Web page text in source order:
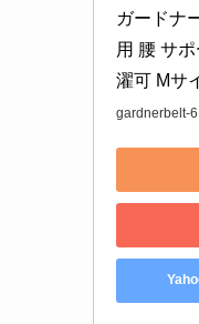
ガードナ
用 腰 サ
濯可 Mサ
gardnerbelt-6